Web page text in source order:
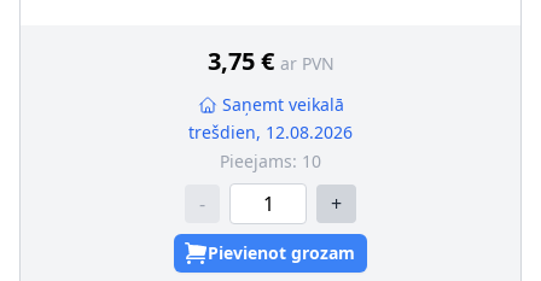
3,75 € ar PVN
Saņemt veikalā
trešdien, 12.08.2026
Pieejams: 10
- +
Pievienot grozam